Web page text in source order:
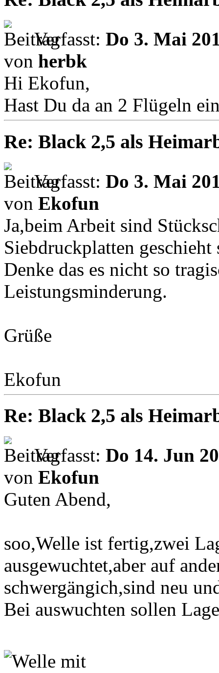
Verfasst: Do 3. Mai
von herbk
Hi Ekofun,
Hast Du da an 2 Flügeln
Re: Black 2,5 als
Verfasst: Do 3. Mai
von Ekofun
Ja,beim Arbeit sind
Siebdruckplatten geschieht
Denke das es nicht so
Leistungsminderung.
Grüße
Ekofun
Re: Black 2,5 als
Verfasst: Do 14. Jun
von Ekofun
Guten Abend,
soo,Welle ist fertig,zwei
ausgewuchtet,aber auf
schwergängich,sind neu
Bei auswuchten sollen